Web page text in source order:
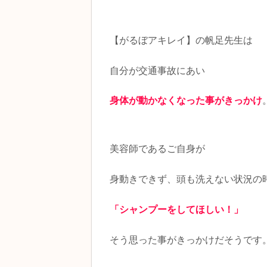
【がるぼアキレイ】の帆足先生は
自分が交通事故にあい
身体が動かなくなった事がきっかけ。
美容師であるご自身が
身動きできず、頭も洗えない状況の
「シャンプーをしてほしい！」
そう思った事がきっかけだそうです。